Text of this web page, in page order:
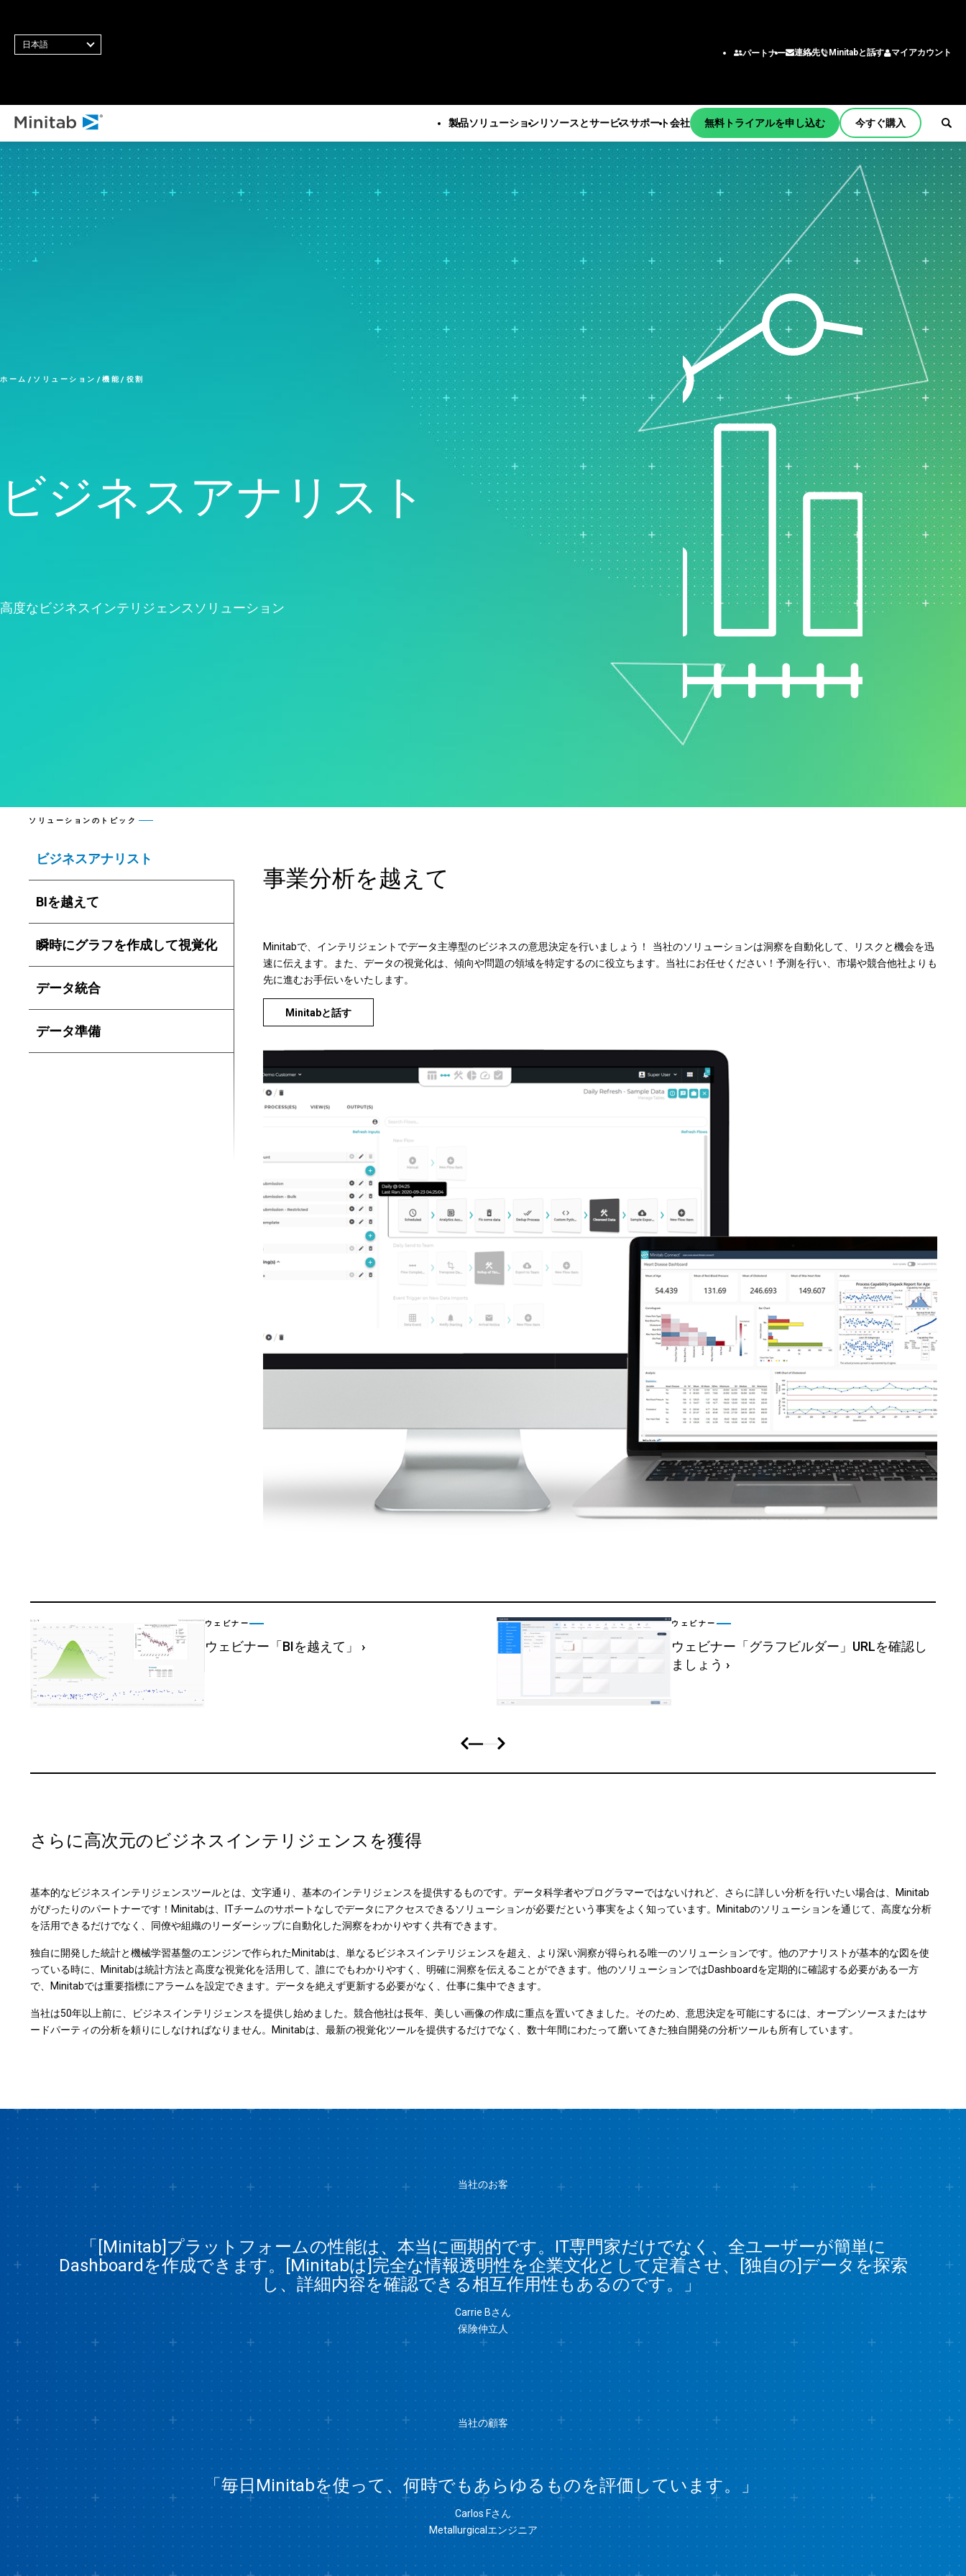
日本語
パートナー
連絡先 Minitabと話す マイアカウント
製品
すべての製品
Minitab Solution Center
Minitab Statistical
Software
Minitab Connect
Minitab Model Ops
Minitab Education Hub
Minitab Engage
Minitab Workspace
Real-Time SPC
Prolinkデータ収集および
SPC
Scytecデータ収集と
OEE（総合設備効率）
Simul8離散事象シミュレ
ソリューション
すべてのソリューション
分析
統計・予測分析
統計データサイエンスと機
ビジネス分析・インテリジ
重要な能力
自動データ収集
高度な実験計画
継続的改善
データ統合とデータ準備
ダイアグラム作成とマイン
ドマップ作成
デジタルツイン
モデル展開とML Ops
イノベーションおよびプロ
ジェクト管理
プロセスエクセレンス：検
出、修正、および防止
産業ソリューション
学術・教育
建設
エネルギー・天然資源
政府・公共部門
医療
保険
製造産業
製薬
サービス
ソフトウェアとテクノロジ
ー
機能/役割
エンジニアリング
ビジネスアナリスト
情報技術
サプライチェーン
カスタマーサービス・コン
タクトセンター
人事
マーケティングデータ分析
研究開発
リソースとサービス
すべてのリソースとサービス
リソース
ケーススタディ
ブログ
電子書籍とホワイトペーパ
ー
データセット
ウェビナーとイベント
Education Hub
サービス
トレーニング
展開
自習型学習
社会人教育
コンサルティング
サポート
技術サポート
サブスクリプションとアク
ティベーション
Minitab Quick Start
トレーニング
インストールのサポート
サポート動画
サポートドキュメント
ソフトウェアの更新
製品ダウンロード
サポートポリシー
会社
会社
企業情報
リーダーチーム
パートナー
お問い合わせ窓口
ニュース
Minitabの商品
無料トライアルを申し込む 今すぐ購入
ホーム ソリューション 機能/役割
ビジネスアナリスト
高度なビジネスインテリジェンスソリューション
ソリューションのトピック
ビジネスアナリスト
BIを越えて
瞬時にグラフを作成して視覚化
データ統合
データ準備
事業分析を越えて
Minitabで、インテリジェントでデータ主導型のビジネスの意思決定を行いましょう！ 当社のソリューションは洞察を自動化して、リスクと機会を迅
速に伝えます。また、データの視覚化は、傾向や問題の領域を特定するのに役立ちます。当社にお任せください！予測を行い、市場や競合他社よりも
先に進むお手伝いをいたします。
Minitabと話す
ウェビナー
ウェビナー「BIを越えて」 ›
ウェビナー
ウェビナー「グラフビルダー」URLを確認し
ましょう ›
さらに高次元のビジネスインテリジェンスを獲得
基本的なビジネスインテリジェンスツールとは、文字通り、基本のインテリジェンスを提供するものです。データ科学者やプログラマーではないけれど、さらに詳しい分析を行いたい場合は、Minitab
がぴったりのパートナーです！Minitabは、ITチームのサポートなしでデータにアクセスできるソリューションが必要だという事実をよく知っています。Minitabのソリューションを通じて、高度な分析
を活用できるだけでなく、同僚や組織のリーダーシップに自動化した洞察をわかりやすく共有できます。
独自に開発した統計と機械学習基盤のエンジンで作られたMinitabは、単なるビジネスインテリジェンスを超え、より深い洞察が得られる唯一のソリューションです。他のアナリストが基本的な図を使
っている時に、Minitabは統計方法と高度な視覚化を活用して、誰にでもわかりやすく、明確に洞察を伝えることができます。他のソリューションではDashboardを定期的に確認する必要がある一方
で、Minitabでは重要指標にアラームを設定できます。データを絶えず更新する必要がなく、仕事に集中できます。
当社は50年以上前に、ビジネスインテリジェンスを提供し始めました。競合他社は長年、美しい画像の作成に重点を置いてきました。そのため、意思決定を可能にするには、オープンソースまたはサ
ードパーティの分析を頼りにしなければなりません。Minitabは、最新の視覚化ツールを提供するだけでなく、数十年間にわたって磨いてきた独自開発の分析ツールも所有しています。
当社のお客
「[Minitab]プラットフォームの性能は、本当に画期的です。IT専門家だけでなく、全ユーザーが簡単に
Dashboardを作成できます。[Minitabは]完全な情報透明性を企業文化として定着させ、[独自の]データを探索
し、詳細内容を確認できる相互作用性もあるのです。」
Carrie Bさん
保険仲立人
当社の顧客
「毎日Minitabを使って、何時でもあらゆるものを評価しています。」
Carlos Fさん
Metallurgicalエンジニア